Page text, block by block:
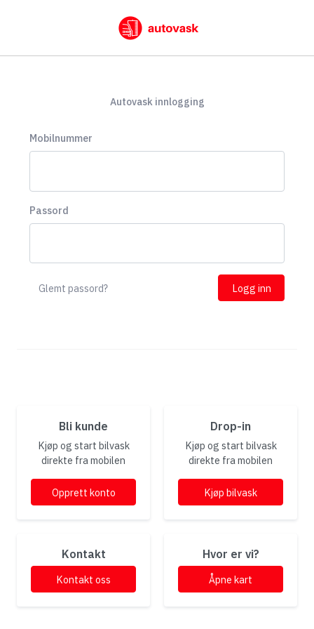
Autovask innlogging
Mobilnummer
Passord
Glemt passord?
Bli kunde
Kjøp og start bilvask
direkte fra mobilen
Opprett konto
Drop-in
Kjøp og start bilvask
direkte fra mobilen
Kjøp bilvask
Kontakt
Kontakt oss
Hvor er vi?
Åpne kart